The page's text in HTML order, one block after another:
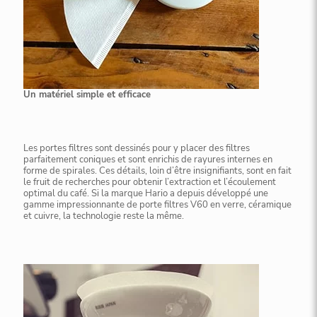
Un matériel simple et efficace
Les portes filtres sont dessinés pour y placer des filtres
parfaitement coniques et sont enrichis de rayures internes en
forme de spirales. Ces détails, loin d’être insignifiants, sont en fait
le fruit de recherches pour obtenir l’extraction et l’écoulement
optimal du café. Si la marque Hario a depuis développé une
gamme impressionnante de porte filtres V60 en verre, céramique
et cuivre, la technologie reste la même.